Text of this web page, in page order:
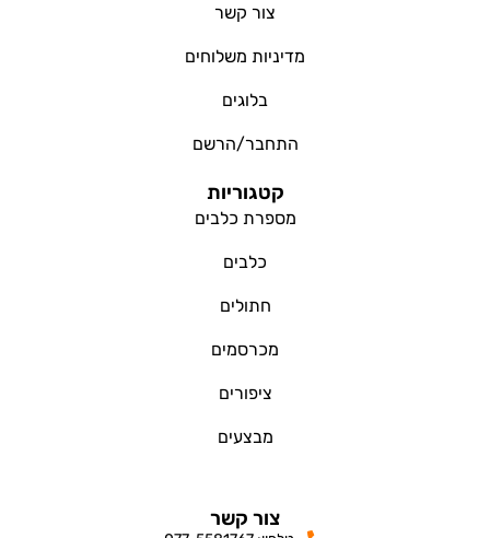
צור קשר
קטגוריות
מספרת כלבים
כלבים
חתולים
מכרסמים
ציפורים
מבצעים
צור קשר
מדיניות משלוחים
בלוגים
התחבר/הרשם